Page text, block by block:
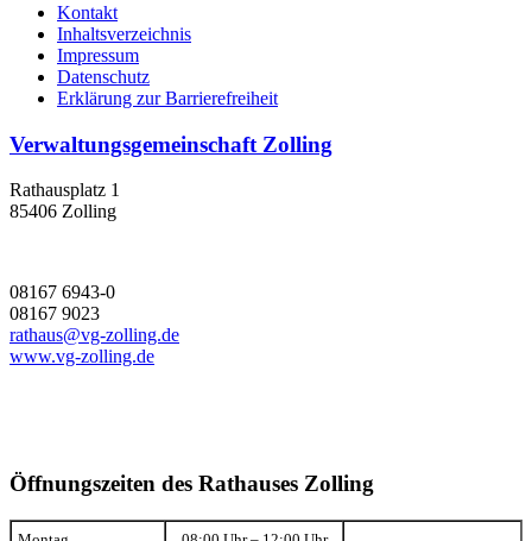
Kontakt
Inhaltsverzeichnis
Impressum
Datenschutz
Erklärung zur Barrierefreiheit
Verwaltungsgemeinschaft Zolling
Rathausplatz 1
85406 Zolling
08167 6943-0
08167 9023
rathaus@vg-zolling.de
www.vg-zolling.de
Öffnungszeiten des Rathauses Zolling